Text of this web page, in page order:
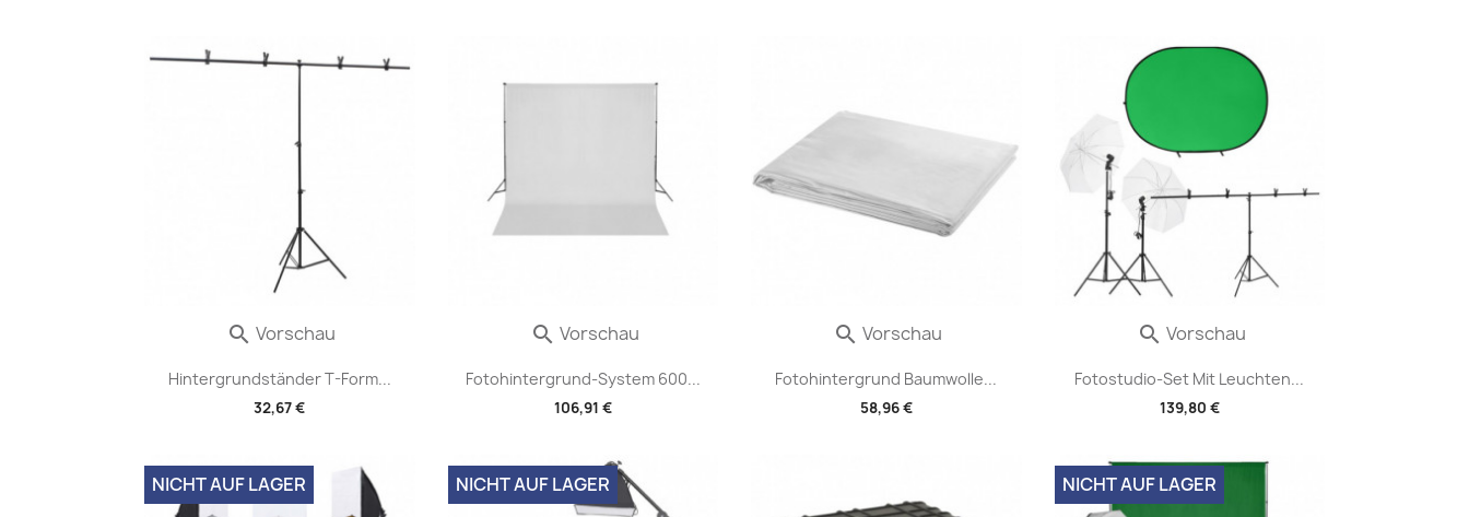
Hintergrundständer T-Form...
32,67 €
 Vorschau
Fotohintergrund-System 600...
106,91 €
 Vorschau
Fotohintergrund Baumwolle...
58,96 €
 Vorschau
Fotostudio-Set Mit Leuchten...
139,80 €
 Vorschau
NICHT AUF LAGER NICHT AUF LAGER NICHT AUF LAGER